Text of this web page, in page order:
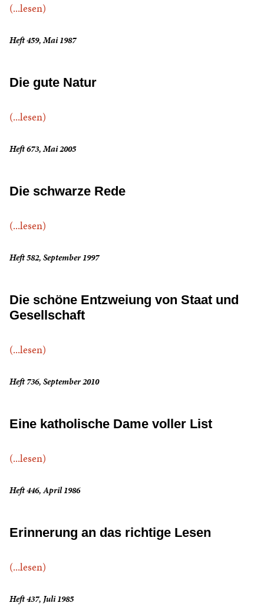
(...lesen)
Heft 459, Mai 1987
Die gute Natur
(...lesen)
Heft 673, Mai 2005
Die schwarze Rede
(...lesen)
Heft 582, September 1997
Die schöne Entzweiung von Staat und
Gesellschaft
(...lesen)
Heft 736, September 2010
Eine katholische Dame voller List
(...lesen)
Heft 446, April 1986
Erinnerung an das richtige Lesen
(...lesen)
Heft 437, Juli 1985